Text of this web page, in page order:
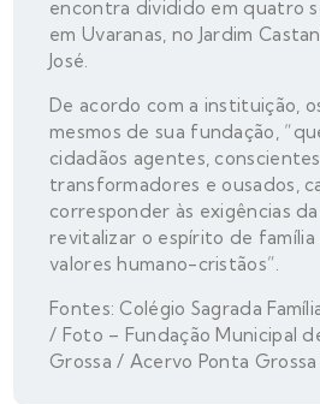
encontra dividido em quatro
em Uvaranas, no Jardim
José.
De acordo com a instituição,
mesmos de sua fundação,
cidadãos agentes,
transformadores e ousados,
corresponder às exigências
revitalizar o espírito de família
valores humano-cristãos”.
Fontes: Colégio Sagrada
/ Foto – Fundação Municipal
Grossa / Acervo Ponta